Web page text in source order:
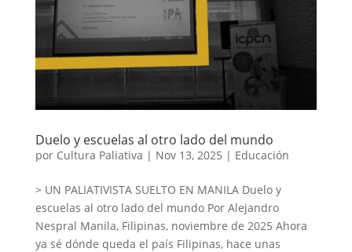
Duelo y escuelas al otro lado del mundo
por Cultura Paliativa | Nov 13, 2025 | Educación
> UN PALIATIVISTA SUELTO EN MANILA Duelo y
escuelas al otro lado del mundo Por Alejandro
Nespral Manila, Filipinas, noviembre de 2025 Ahora
ya sé dónde queda el país Filipinas, hace unas